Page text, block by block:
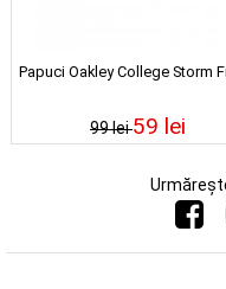
Papuci Oakley College Storm
99 lei59 lei